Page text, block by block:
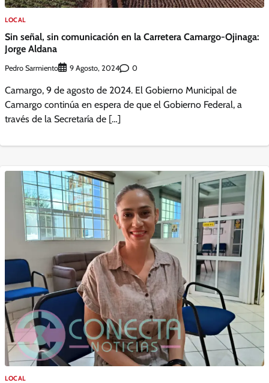
LOCAL
Sin señal, sin comunicación en la Carretera Camargo-Ojinaga:
Jorge Aldana
Pedro Sarmiento 9 Agosto, 2024 0
Camargo, 9 de agosto de 2024. El Gobierno Municipal de
Camargo continúa en espera de que el Gobierno Federal, a
través de la Secretaría de […]
LOCAL